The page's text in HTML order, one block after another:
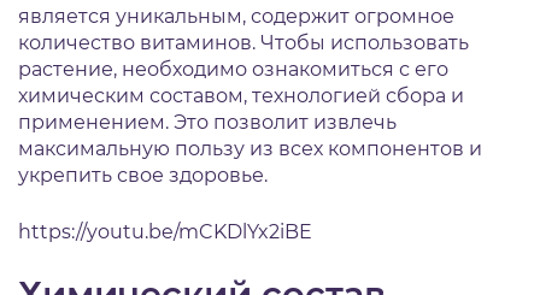
является уникальным, содержит огромное
количество витаминов. Чтобы использовать
растение, необходимо ознакомиться с его
химическим составом, технологией сбора и
применением. Это позволит извлечь
максимальную пользу из всех компонентов и
укрепить свое здоровье.
https://youtu.be/mCKDlYx2iBE